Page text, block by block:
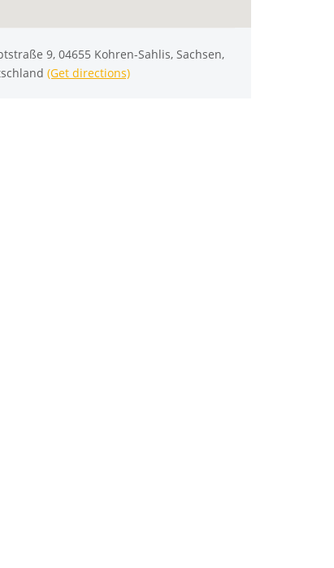
9, 04655 Kohren-Sahlis, Sachsen,
(Get directions)